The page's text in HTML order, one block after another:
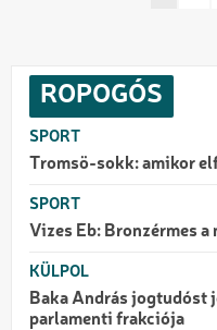
ROPOGÓS
SPORT
Tromsö-sokk: amikor
SPORT
Vizes Eb: Bronzérmes
KÜLPOL
Baka András jogtudóst
parlamenti frakciója